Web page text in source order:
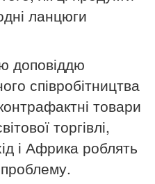
ланцюги
доповіддю
співробітництва
товари
торгівлі,
і Африка роблять